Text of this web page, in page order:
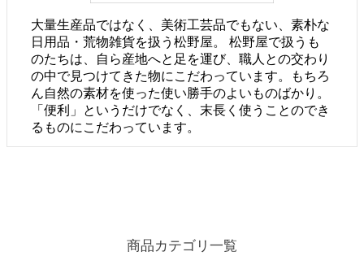
大量生産品ではなく、美術工芸品でもない、素朴な
日用品・荒物雑貨を扱う松野屋。 松野屋で扱うも
のたちは、自ら産地へと足を運び、職人との交わり
の中で見つけてきた物にこだわっています。もちろ
ん自然の素材を使った使い勝手のよいものばかり。
「便利」というだけでなく、末長く使うことのでき
るものにこだわっています。
商品カテゴリ一覧